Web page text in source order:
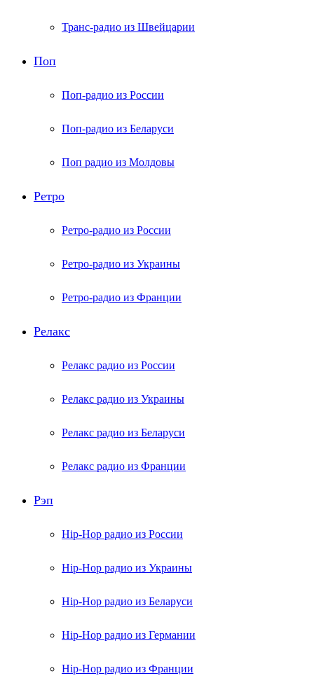
Транс-радио из Швейцарии
Поп
Поп-радио из России
Поп-радио из Беларуси
Поп радио из Молдовы
Ретро
Ретро-радио из России
Ретро-радио из Украины
Ретро-радио из Франции
Релакс
Релакс радио из России
Релакс радио из Украины
Релакс радио из Беларуси
Релакс радио из Франции
Рэп
Hip-Hop радио из России
Hip-Hop радио из Украины
Hip-Hop радио из Беларуси
Hip-Hop радио из Германии
Hip-Hop радио из Франции